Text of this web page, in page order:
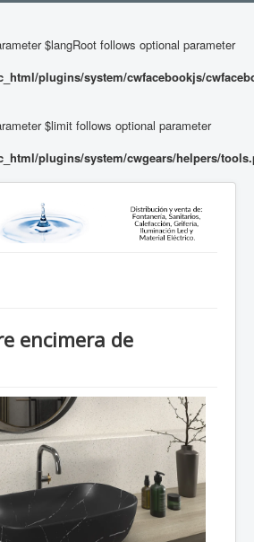
$langRoot follows optional parameter
plugins/system/cwfacebookjs/
$limit follows optional parameter
plugins/system/cwgears/helpers/
Ósmosis
encimera de